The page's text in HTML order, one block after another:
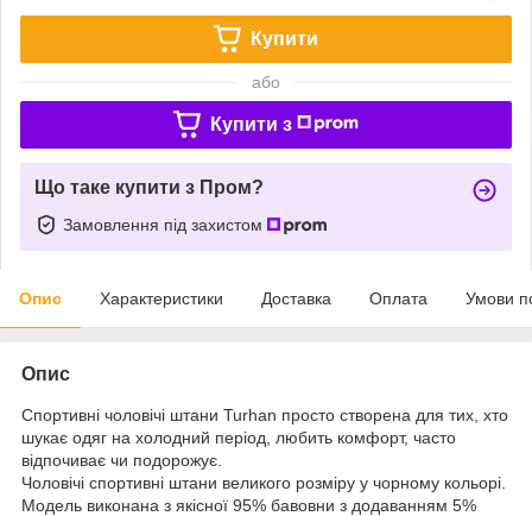
Купити
або
Купити з
Що таке купити з Пром?
Замовлення під захистом
Опис Характеристики Доставка Оплата Умови
Опис
Спортивні чоловічі штани Turhan просто створена для тих, хто
шукає одяг на холодний період, любить комфорт, часто
відпочиває чи подорожує.
Чоловічі спортивні штани великого розміру у чорному кольорі.
Модель виконана з якісної 95% бавовни з додаванням 5%